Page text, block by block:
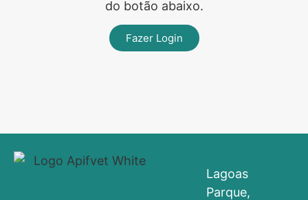
do botão abaixo.
Fazer Login
Lagoas
Parque,